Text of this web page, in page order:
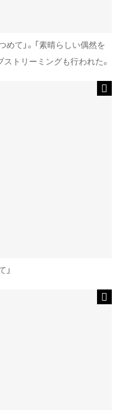
て」。「素晴らしい偶然を
トリーミングも行われた。